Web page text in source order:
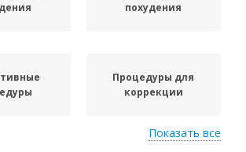
похудения
Процедуры для
коррекции
Показать все